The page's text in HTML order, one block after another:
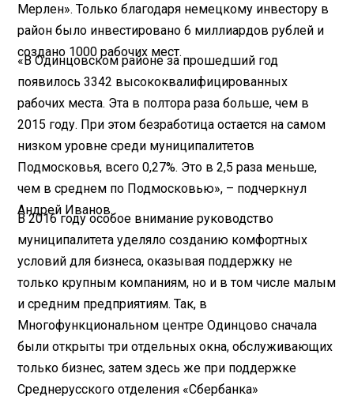
Мерлен». Только благодаря немецкому инвестору в
район было инвестировано 6 миллиардов рублей и
создано 1000 рабочих мест.
«В Одинцовском районе за прошедший год
появилось 3342 высококвалифицированных
рабочих места. Эта в полтора раза больше, чем в
2015 году. При этом безработица остается на самом
низком уровне среди муниципалитетов
Подмосковья, всего 0,27%. Это в 2,5 раза меньше,
чем в среднем по Подмосковью», – подчеркнул
Андрей Иванов.
В 2016 году особое внимание руководство
муниципалитета уделяло созданию комфортных
условий для бизнеса, оказывая поддержку не
только крупным компаниям, но и в том числе малым
и средним предприятиям. Так, в
Многофункциональном центре Одинцово сначала
были открыты три отдельных окна, обслуживающих
только бизнес, затем здесь же при поддержке
Среднерусского отделения «Сбербанка»